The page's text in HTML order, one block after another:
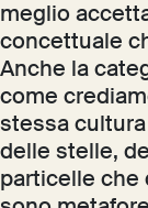
meglio
concettuale
Anche la
come
stessa
delle stelle,
particelle che